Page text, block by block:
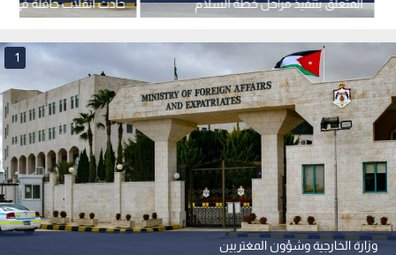
حادث انقلاب حافلة في
بومرداس
المتعلق بتنفيذ مراحل خطة السلام
الشاملة في قطاع غزة
وزارة الخارجية وشؤون المغتربين
1